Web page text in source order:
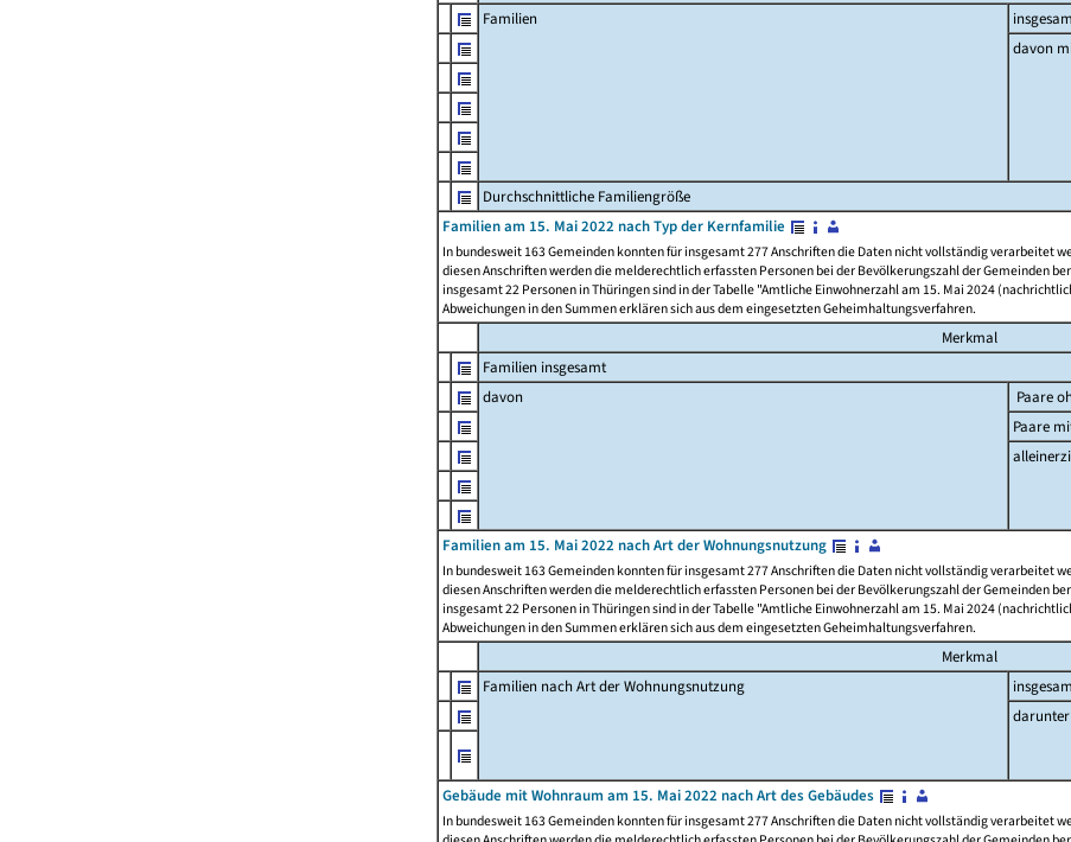
Familien
davon
Durchschnittliche Familiengröße
Familien am 15. Mai 2022 nach Typ der Kernfamilie
In bundesweit 163 Gemeinden konnten für insgesamt 277 Anschriften die Daten nicht vollständig verarbeitet
diesen Anschriften werden die melderechtlich erfassten Personen bei der Bevölkerungszahl der Gemeinden
insgesamt 22 Personen in Thüringen sind in der Tabelle "Amtliche Einwohnerzahl am 15. Mai 2024
Abweichungen in den Summen erklären sich aus dem eingesetzten Geheimhaltungsverfahren.
Merkmal
Familien insgesamt
davon
Paare
Paare
Familien am 15. Mai 2022 nach Art der Wohnungsnutzung
In bundesweit 163 Gemeinden konnten für insgesamt 277 Anschriften die Daten nicht vollständig verarbeitet
diesen Anschriften werden die melderechtlich erfassten Personen bei der Bevölkerungszahl der Gemeinden
insgesamt 22 Personen in Thüringen sind in der Tabelle "Amtliche Einwohnerzahl am 15. Mai 2024
Abweichungen in den Summen erklären sich aus dem eingesetzten Geheimhaltungsverfahren.
Merkmal
Familien nach Art der Wohnungsnutzung
darunter
Gebäude mit Wohnraum am 15. Mai 2022 nach Art des Gebäudes
In bundesweit 163 Gemeinden konnten für insgesamt 277 Anschriften die Daten nicht vollständig verarbeitet